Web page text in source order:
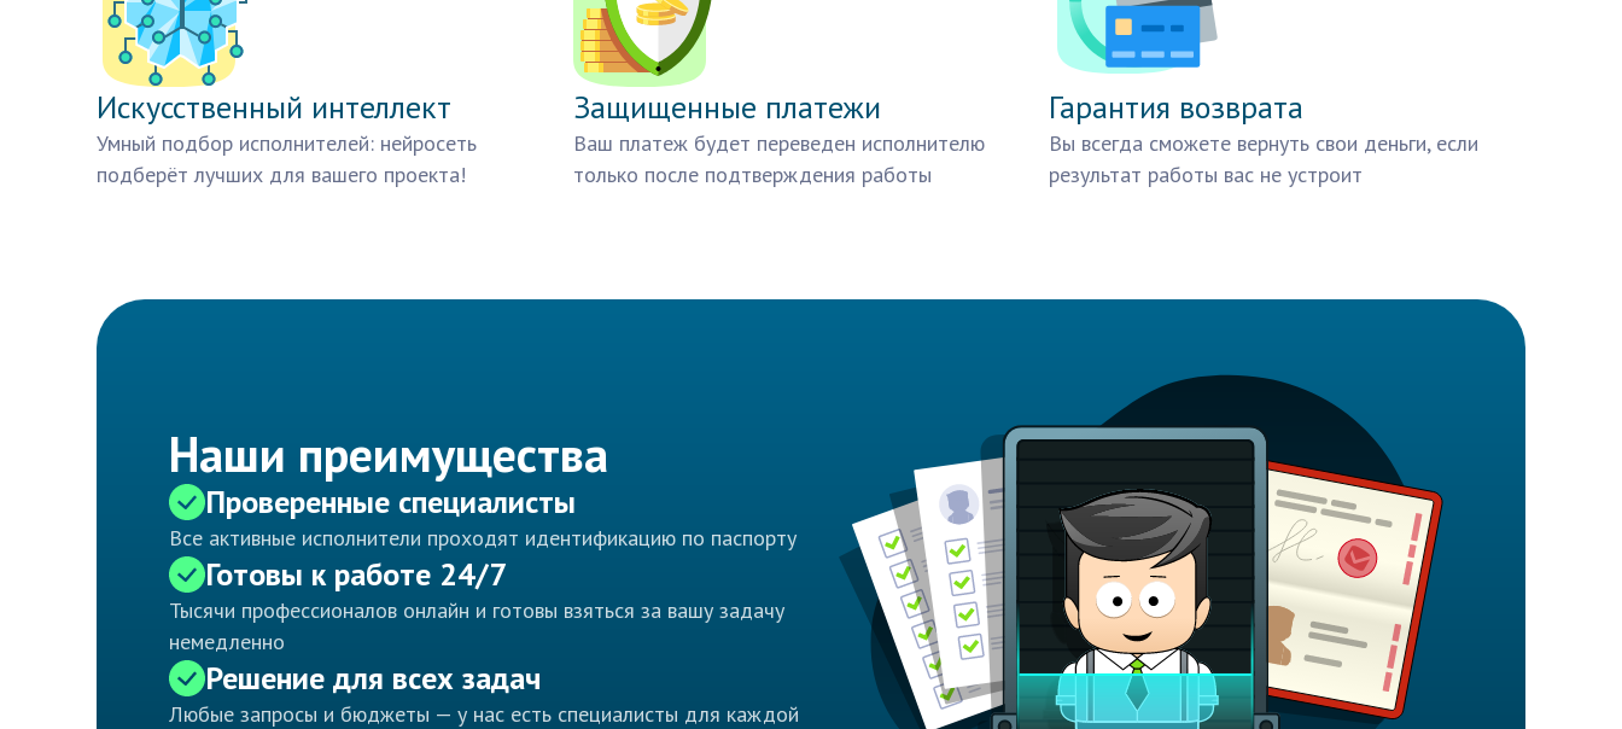
Искусственный интеллект
Умный подбор исполнителей: нейросеть
подберёт лучших для вашего проекта!
Защищенные платежи
Ваш платеж будет переведен исполнителю
только после подтверждения работы
Гарантия возврата
Вы всегда сможете вернуть свои деньги, если
результат работы вас не устроит
Наши преимущества
Проверенные специалисты
Все активные исполнители проходят идентификацию по паспорту
Готовы к работе 24/7
Тысячи профессионалов онлайн и готовы взяться за вашу задачу
немедленно
Решение для всех задач
Любые запросы и бюджеты — у нас есть специалисты для каждой